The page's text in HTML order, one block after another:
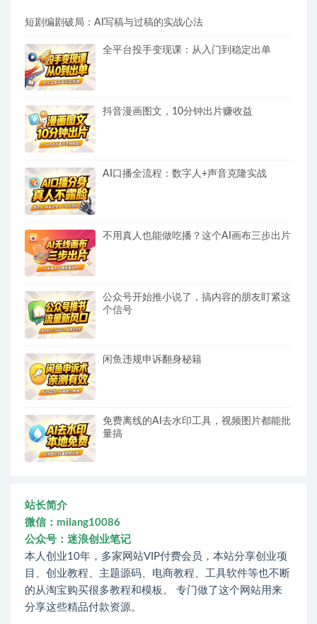
短剧编剧破局：AI写稿与过稿的实战心法
全平台投手变现课：从入门到稳定出单
抖音漫画图文，10分钟出片赚收益
AI口播全流程：数字人+声音克隆实战
不用真人也能做吃播？这个AI画布三步出片
公众号开始推小说了，搞内容的朋友盯紧这
个信号
闲鱼违规申诉翻身秘籍
免费离线的AI去水印工具，视频图片都能批
量搞
站长简介
微信：milang10086
公众号：迷浪创业笔记
本人创业10年，多家网站VIP付费会员，本站分享创业项
目、创业教程、主题源码、电商教程、工具软件等也不断
的从淘宝购买很多教程和模板。 专门做了这个网站用来
分享这些精品付款资源。